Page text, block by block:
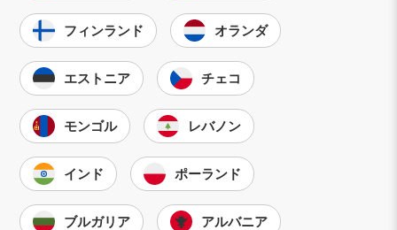
フィンランド オランダ
エストニア チェコ
モンゴル レバノン
インド ポーランド
ブルガリア アルバニア